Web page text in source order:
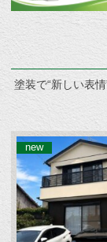
塗装で“新しい表